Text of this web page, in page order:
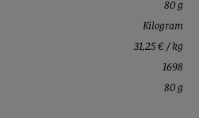
80 g
Kilogram
31,25 € / kg
1698
80 g